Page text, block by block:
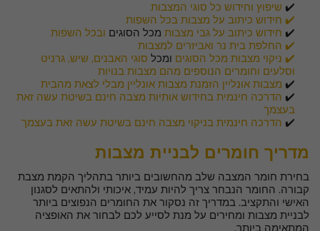
✔️ שיפוץ וחידוש כל סוגי המצבות
✔️ חידוש כיתוב על מצבות בכל השפות
✔️ חידוש כיתוב על גבי מצבות מכל הסוגים ובכל השפות
✔️ החלפת בית נר ואביזרים למצבות
✔️ ניקוי מצבות מכל הסוגים ומכל סוגי האבנים, שיש, גרניט
וסלעים וחומרים הנוספים מהם מצבות בנויות
✔️ מצבות אונליין הזמנת מצבות אונליין מבלי לצאת מהבית
✔️ הדרכה חינמית בחידוש אותיות מצבה חינם בשיטת עשה זאת
בעצמך
✔️ הדרכה חינמית בניקוי מצבה חינם בשיטת עשה זאת בעצמך
מדריך חומרים לבניית מצבות
בחירת חומר המצבה שלב מהחשובים ביותר בתהליך הקמת מצבת
קבורה. החומר הנבחר צריך להיות עמיד, איכותי ולהתאים לסגנון
האישי והתקציב. במדריך זה נסקור את החומרים הנפוצים ביותר
לבניית מצבות ומחירים על מנת לסייע לכם לבחור את האופציה
המתאימה ביותר.